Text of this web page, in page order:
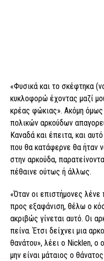
«Φυσικά και το σκέφτηκα
κυκλοφορώ έχοντας μαζί
κρέας φώκιας». Ακόμη όμως
πολικών αρκούδων
Καναδά και έπειτα, και
που θα κατάφερνε θα ήταν
στην αρκούδα,
πέθαινε ούτως ή άλλως.
«Όταν οι επιστήμονες λένε
προς εξαφάνιση, θέλω ο
ακριβώς γίνεται αυτό. Οι
πείνα. Έτσι δείχνει μια
θανάτου», λέει ο Nicklen, ο
μην είναι μάταιος ο